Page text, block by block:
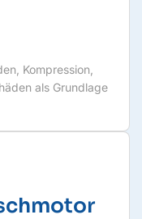
Kompression,
als Grundlage